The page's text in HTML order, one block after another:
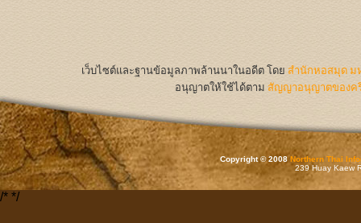
เว็บไซต์และฐานข้อมูลภาพล้านนาในอดีต โดย สำนักหอสมุด ม
อนุญาตให้ใช้ได้ตาม สัญญาอนุญาตของค
Copyright © 2008Northern Thai
239 Huay Kaew
/* */